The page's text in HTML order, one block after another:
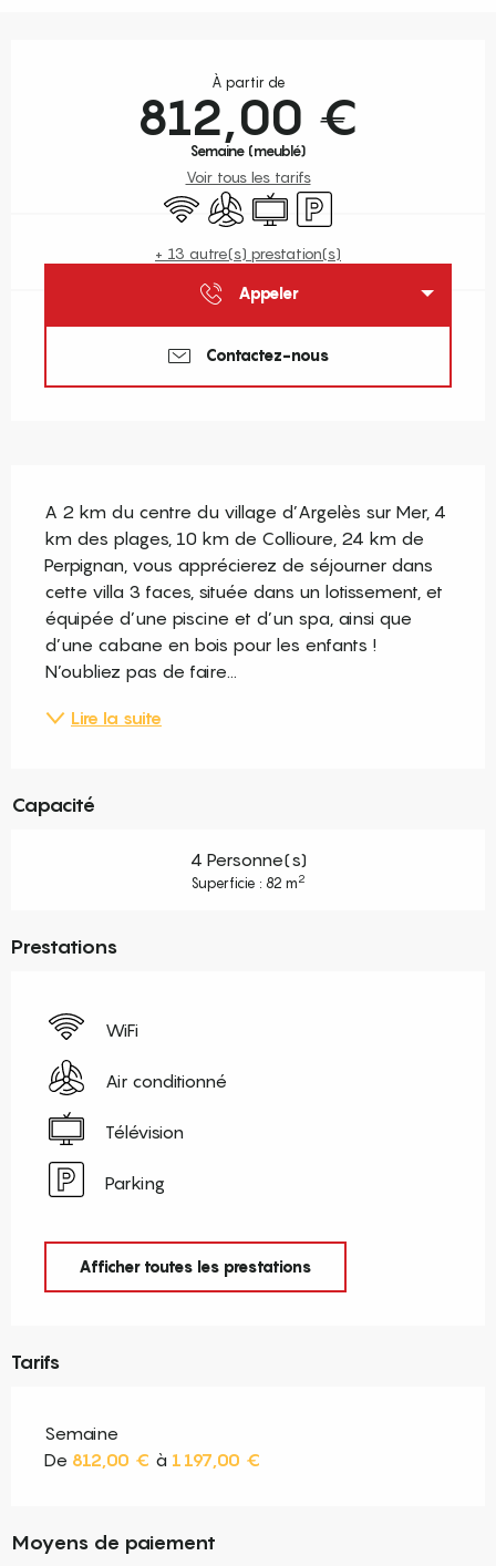
À partir de
812,00 €
Semaine (meublé)
Voir tous les tarifs
WiFi Air conditionné
Télévision
Parking
+ 13 autre(s) prestation(s)
Appeler
Contactez-nous
A 2 km du centre du village d’Argelès sur Mer, 4
km des plages, 10 km de Collioure, 24 km de
Perpignan, vous apprécierez de séjourner dans
cette villa 3 faces, située dans un lotissement, et
équipée d’une piscine et d’un spa, ainsi que
d’une cabane en bois pour les enfants !
N’oubliez pas de faire...
Lire la suite
Capacité
4 Personne(s)
Superficie : 82 m2
Prestations
WiFi
Air conditionné
Télévision
Parking
Afficher toutes les prestations
Tarifs
Semaine
De 812,00 € à 1 197,00 €
Moyens de paiement